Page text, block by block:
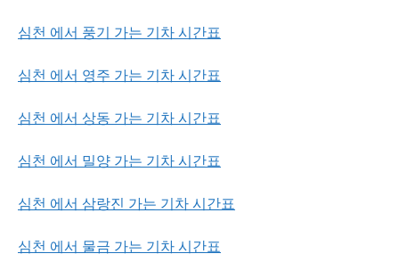
심천 에서 풍기 가는 기차 시간표
심천 에서 영주 가는 기차 시간표
심천 에서 상동 가는 기차 시간표
심천 에서 밀양 가는 기차 시간표
심천 에서 삼랑진 가는 기차 시간표
심천 에서 물금 가는 기차 시간표